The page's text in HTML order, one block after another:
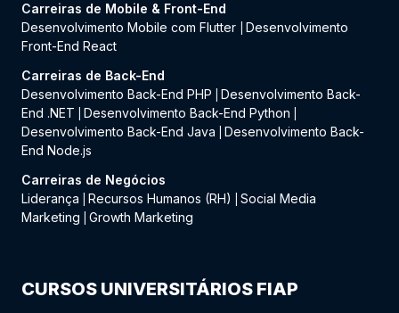
Carreiras de Mobile & Front-End
Desenvolvimento Mobile com Flutter
Desenvolvimento
Front-End React
Carreiras de Back-End
Desenvolvimento Back-End PHP
Desenvolvimento Back-
End .NET
Desenvolvimento Back-End Python
Desenvolvimento Back-End Java
Desenvolvimento Back-
End Node.js
Carreiras de Negócios
Liderança
Recursos Humanos (RH)
Social Media
Marketing
Growth Marketing
CURSOS UNIVERSITÁRIOS FIAP